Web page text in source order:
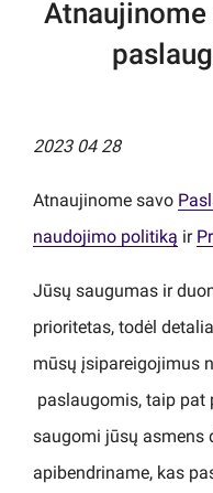
2023 04 28
Atnaujinome savo
naudojimo politiką ir
Jūsų saugumas ir
prioritetas, todėl
mūsų įsipareigojimus
paslaugomis, taip pat
saugomi jūsų asmens
apibendriname, kas